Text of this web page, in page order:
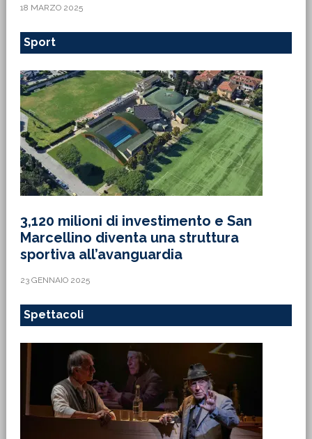
18 MARZO 2025
Sport
3,120 milioni di investimento e San
Marcellino diventa una struttura
sportiva all’avanguardia
23 GENNAIO 2025
Spettacoli